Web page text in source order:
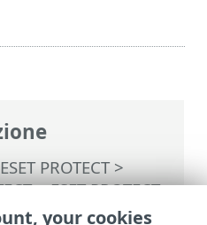
ESET PROTECT>
>ESET PROTECT
>
your cookies